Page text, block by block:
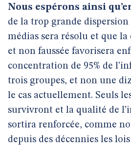
Nous espérons ainsi
de la trop grande
médias sera résolu et que
et non faussée favorisera
concentration de 95% de
trois groupes, et non une
le cas actuellement. Seuls
survivront et la qualité de
sortira renforcée, comme
depuis des décennies les